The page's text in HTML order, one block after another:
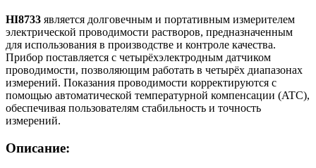
HI8733 является долговечным и портативным измерителем
электрической проводимости растворов, предназначенным
для использования в производстве и контроле качества.
Прибор поставляется с четырёхэлектродным датчиком
проводимости, позволяющим работать в четырёх диапазонах
измерений. Показания проводимости корректируются с
помощью автоматической температурной компенсации (ATC),
обеспечивая пользователям стабильность и точность
измерений.
Описание: